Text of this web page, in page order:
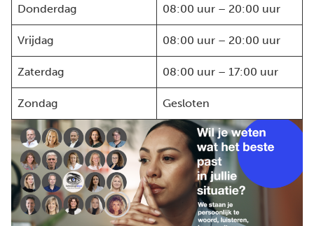
Donderdag 08:00 uur – 20:00 uur
Vrijdag 08:00 uur – 20:00 uur
Zaterdag 08:00 uur – 17:00 uur
Zondag Gesloten